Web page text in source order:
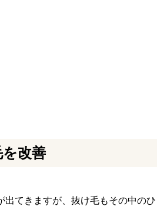
改善
てきますが、抜け毛もその中のひ